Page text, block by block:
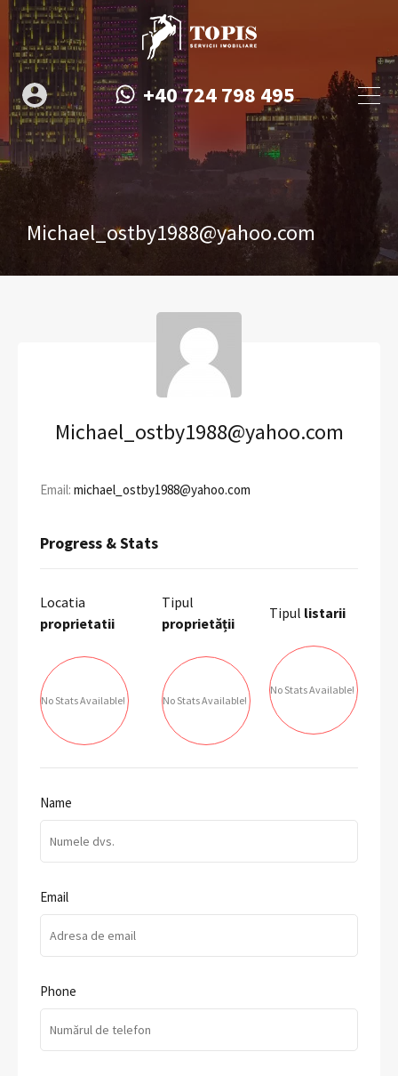
+40 724 798 495
Michael_ostby1988@yahoo.com
Michael_ostby1988@yahoo.com
Email: michael_ostby1988@yahoo.com
Progress & Stats
Locatia
proprietatii
No Stats Available!
Tipul
proprietății
No Stats Available!
Tipul listarii
No Stats Available!
Name
Email
Phone